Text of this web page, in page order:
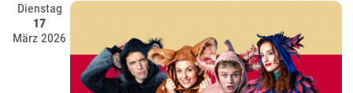
Dienstag
17
März 2026